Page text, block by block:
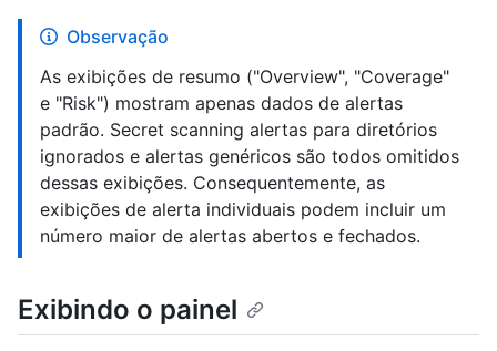
Observação
As exibições de resumo ("Overview", "Coverage"
e "Risk") mostram apenas dados de alertas
padrão. Secret scanning alertas para diretórios
ignorados e alertas genéricos são todos omitidos
dessas exibições. Consequentemente, as
exibições de alerta individuais podem incluir um
número maior de alertas abertos e fechados.
Exibindo o painel